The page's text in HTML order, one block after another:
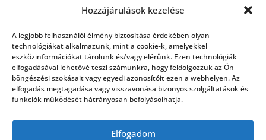
Hozzájárulások kezelése
A legjobb felhasználói élmény biztosítása érdekében olyan
technológiákat alkalmazunk, mint a cookie-k, amelyekkel
eszközinformációkat tárolunk és/vagy elérünk. Ezen technológiák
elfogadásával lehetővé teszi számunkra, hogy feldolgozzuk az Ön
böngészési szokásait vagy egyedi azonosítóit ezen a webhelyen. Az
elfogadás megtagadása vagy visszavonása bizonyos szolgáltatások és
funkciók működését hátrányosan befolyásolhatja.
Elfogadom
Kapcsolat
Rólunk
HÍRLEVÉL FELIRATKOZÁS